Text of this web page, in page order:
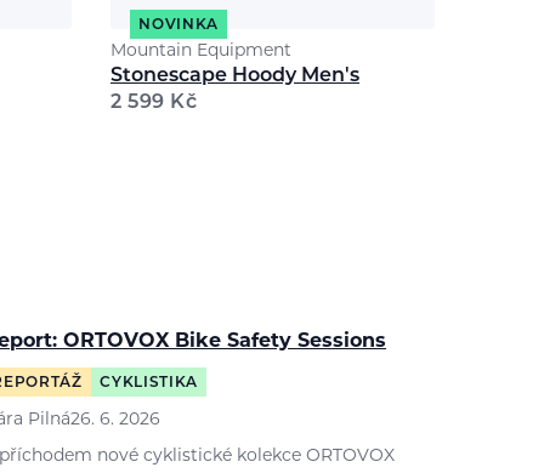
NOVINKA
Mountain Equipment
Stonescape Hoody Men's
2 599 Kč
ORTOVOX Bike Safety Sessions
CYKLISTIKA
Pilná26. 6. 2026
nové cyklistické kolekce ORTOVOX